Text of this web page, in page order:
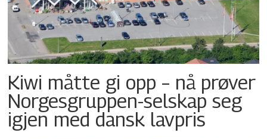
Kiwi måtte gi opp – nå prøver
Norgesgruppen-selskap seg
igjen med dansk lavpris